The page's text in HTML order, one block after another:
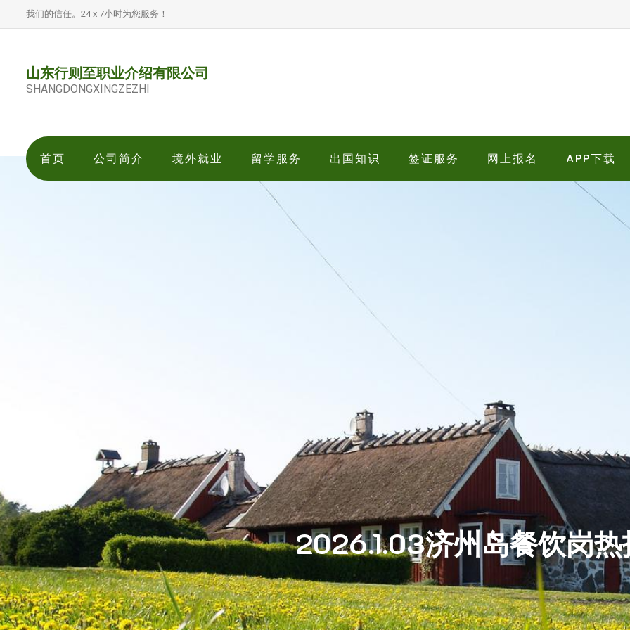
我们的信任。24 x 7小时为您服务！
山东行则至职业介绍有限公司
SHANGDONGXINGZEZHI
首页 公司简介 境外就业 留学服务 出国知识 签证服务 网上报名 APP下载
2026.1.03济州岛餐饮岗热